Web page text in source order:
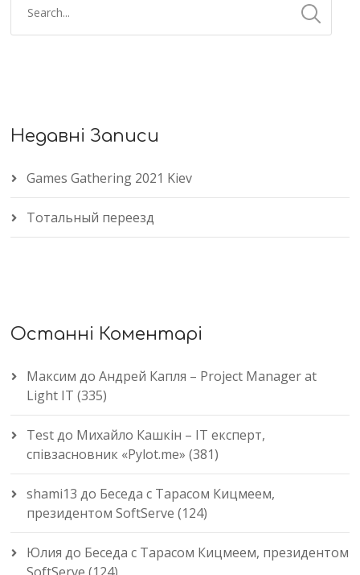
Недавні Записи
Games Gathering 2021 Kiev
Тотальный переезд
Останні Коментарі
Максим доАндрей Капля – Project Manager at
Light IT (335)
Testдо Михайло Кашкін – IT експерт,
співзасновник «Pylot.me» (381)
shami13 до Беседа с Тарасом Кицмеем,
президентом SoftServe (124)
Юлия до Беседа с Тарасом Кицмеем, президентом
SoftServe (124)